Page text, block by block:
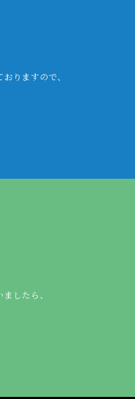
りますので、
したら、